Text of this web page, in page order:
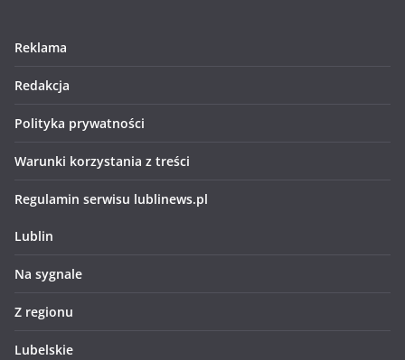
Reklama
Redakcja
Polityka prywatności
Warunki korzystania z treści
Regulamin serwisu lublinews.pl
Lublin
Na sygnale
Z regionu
Lubelskie